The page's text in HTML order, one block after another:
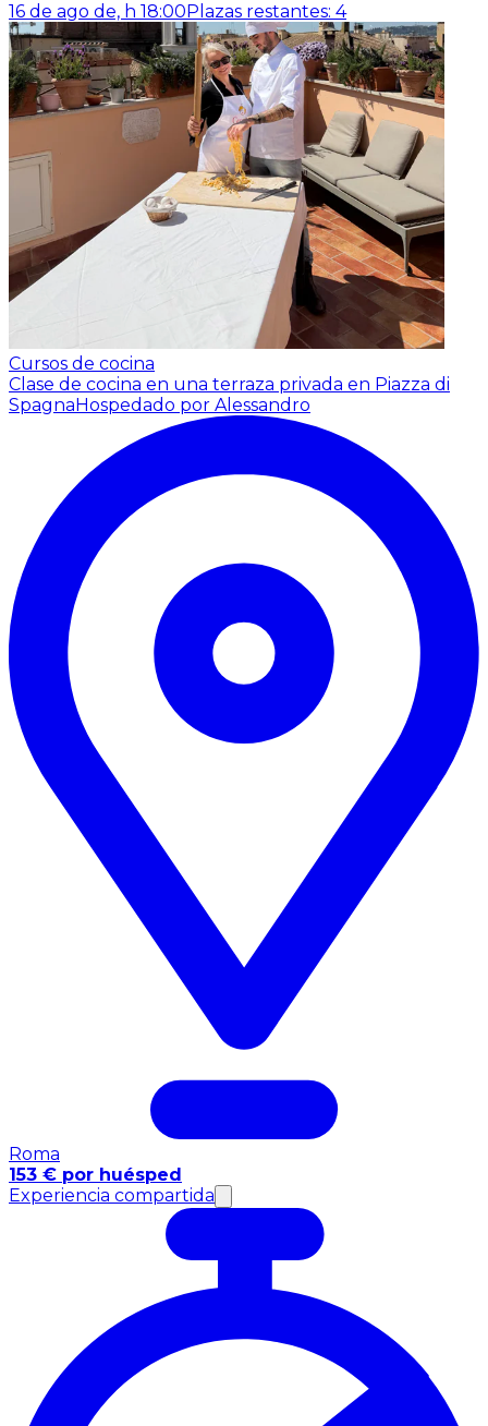
16 de ago de, h 18:00 Plazas restantes: 4
Cursos de cocina
Clase de cocina en una terraza privada en Piazza di
Spagna Hospedado por Alessandro
Roma
153 € por huésped
Experiencia compartida